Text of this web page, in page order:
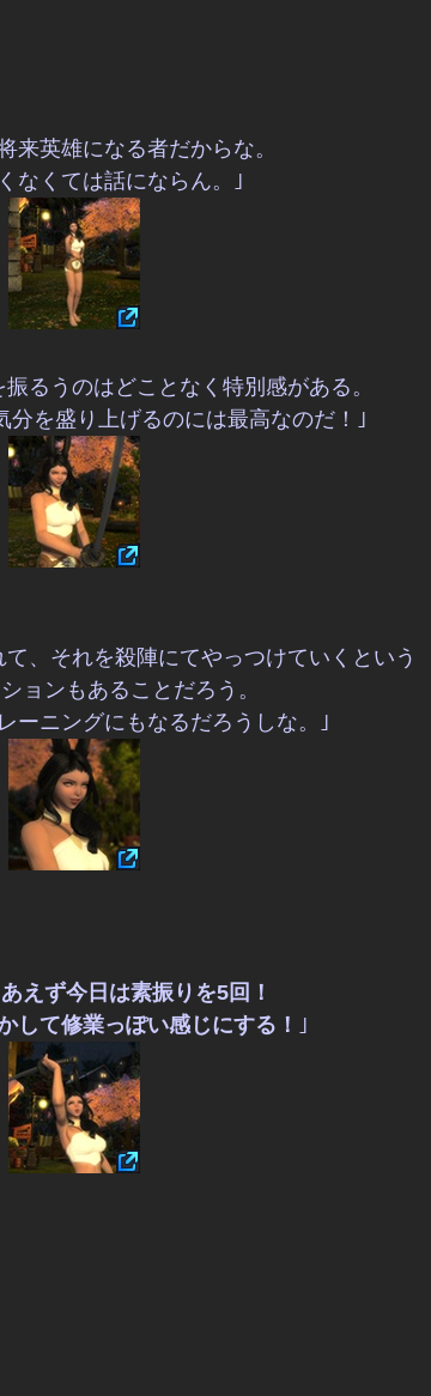
来英雄になる者だからな。
なくては話にならん。｣
るうのはどことなく特別感がある。
分を盛り上げるのには最高なのだ！｣
、それを殺陣にてやっつけていくという
ョンもあることだろう。
ーニングにもなるだろうしな。｣
えず今日は素振りを5回！
して修業っぽい感じにする！ ｣